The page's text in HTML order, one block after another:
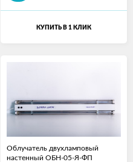
КУПИТЬ В 1 КЛИК
Облучатель двухламповый
настенный ОБН-05-Я-ФП